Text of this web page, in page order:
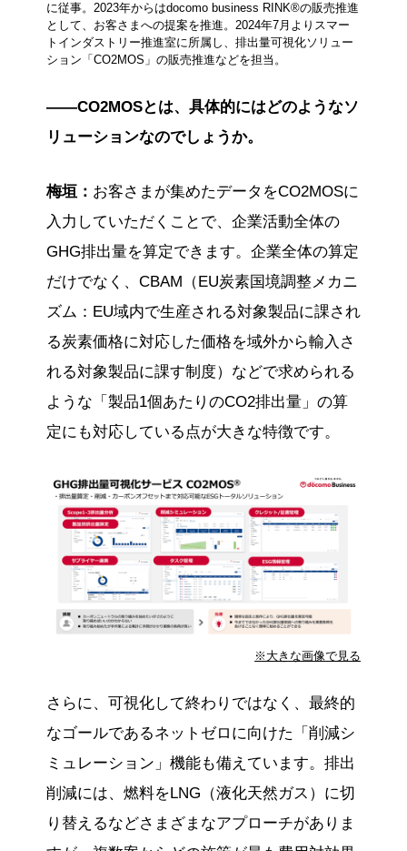
に従事。2023年からはdocomo business RINK®の販売推進
として、お客さまへの提案を推進。2024年7月よりスマー
トインダストリー推進室に所属し、排出量可視化ソリュー
ション「CO2MOS」の販売推進などを担当。
――CO2MOSとは、具体的にはどのようなソ
リューションなのでしょうか。
梅垣： お客さまが集めたデータをCO2MOSに
入力していただくことで、企業活動全体の
GHG排出量を算定できます。企業全体の算定
だけでなく、CBAM（EU炭素国境調整メカニ
ズム：EU域内で生産される対象製品に課され
る炭素価格に対応した価格を域外から輸入さ
れる対象製品に課す制度）などで求められる
ような「製品1個あたりのCO2排出量」の算
定にも対応している点が大きな特徴です。
※大きな画像で見る
さらに、可視化して終わりではなく、最終的
なゴールであるネットゼロに向けた「削減シ
ミュレーション」機能も備えています。排出
削減には、燃料をLNG（液化天然ガス）に切
り替えるなどさまざまなアプローチがありま